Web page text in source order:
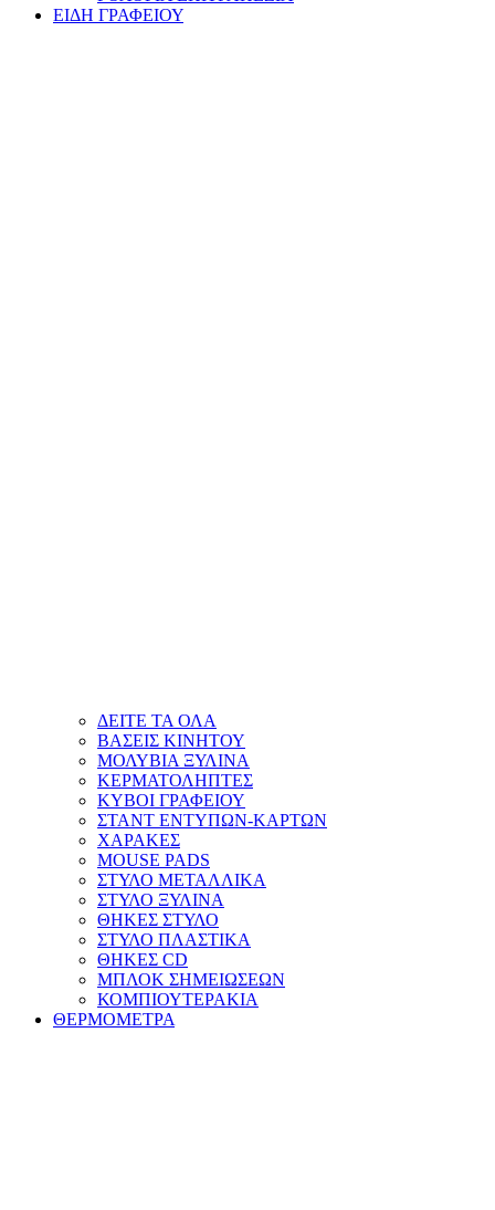
ΕΙΔΗ ΓΡΑΦΕΙΟΥ
ΔΕΙΤΕ ΤΑ ΟΛΑ
ΒΑΣΕΙΣ ΚΙΝΗΤΟΥ
ΜΟΛΥΒΙΑ ΞΥΛΙΝΑ
ΚΕΡΜΑΤΟΛΗΠΤΕΣ
ΚΥΒΟΙ ΓΡΑΦΕΙΟΥ
ΣΤΑΝΤ ΕΝΤΥΠΩΝ-ΚΑΡΤΩΝ
ΧΑΡΑΚΕΣ
MOUSE PADS
ΣΤΥΛΟ ΜΕΤΑΛΛΙΚΑ
ΣΤΥΛΟ ΞΥΛΙΝΑ
ΘΗΚΕΣ ΣΤΥΛΟ
ΣΤΥΛΟ ΠΛΑΣΤΙΚΑ
ΘΗΚΕΣ CD
ΜΠΛΟΚ ΣΗΜΕΙΩΣΕΩΝ
ΚΟΜΠΙΟΥΤΕΡΑΚΙΑ
ΘΕΡΜΟΜΕΤΡΑ